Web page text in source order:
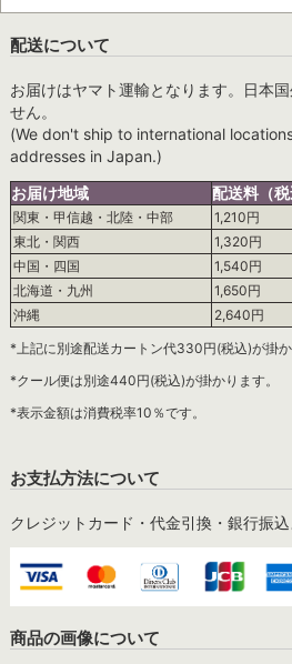
配送について
お届けはヤマト運輸となります。日本
せん。
(We don't ship to international
addresses in Japan.)
お届け地域
配送料（税
関東・甲信越・北陸・中部
1,210円
東北・関西
1,320円
中国・四国
1,540円
北海道・九州
1,650円
沖縄
2,640円
*上記に別途配送カートン代330円(税込)が掛か
*クール便は別途440円(税込)が掛かります。
*表示金額は消費税率10％です。
お支払方法について
クレジットカード・代金引換・銀行振込
商品の画像について